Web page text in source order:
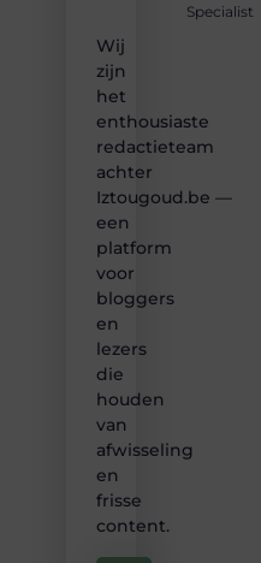
Specialist
Wij
zijn
het
enthousiaste
redactieteam
achter
Iztougoud.be —
een
platform
voor
bloggers
en
lezers
die
houden
van
afwisseling
en
frisse
content.